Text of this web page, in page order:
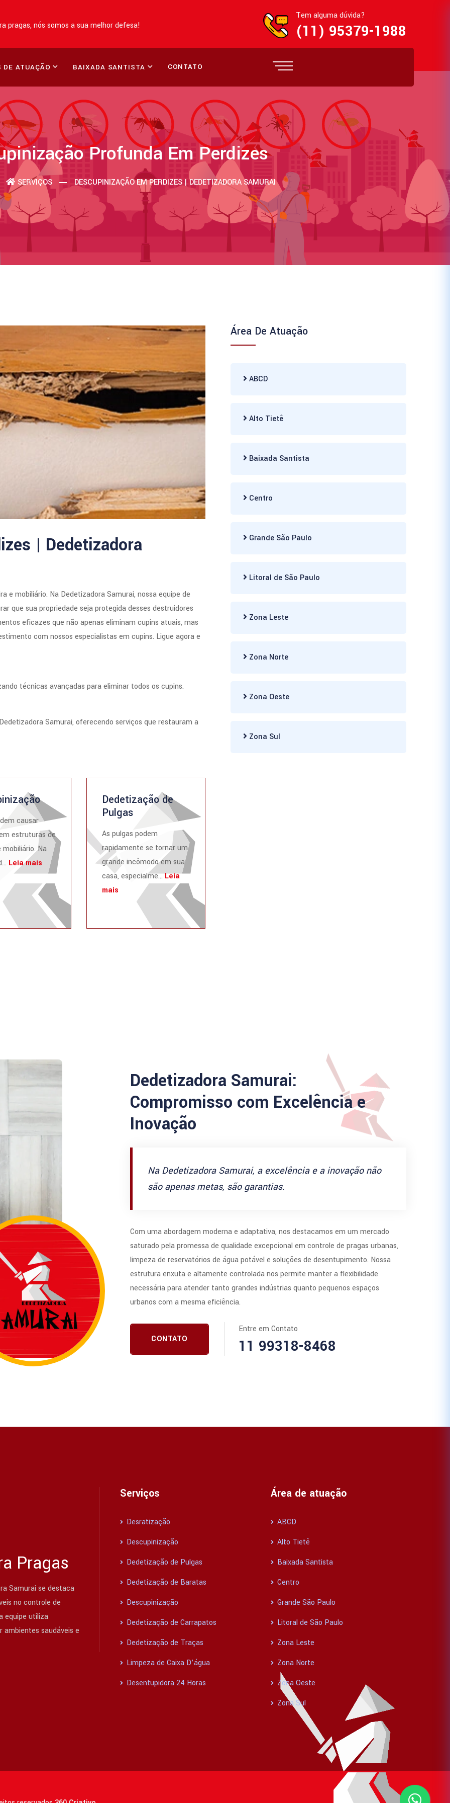
pragas, nós somos a sua melhor defesa!
Tem alguma dúvida?
(11) 95379-1988
DE ATUAÇÃO BAIXADA SANTISTA CONTATO
Profunda Em Perdizes
SERVIÇOS DESCUPINIZAÇÃO EM PERDIZES | DEDETIZADORA SAMURAI
| Dedetizadora
e mobiliário. Na Dedetizadora Samurai, nossa equipe de
que sua propriedade seja protegida desses destruidores
eficazes que não apenas eliminam cupins atuais, mas
com nossos especialistas em cupins. Ligue agora e
técnicas avançadas para eliminar todos os cupins.
Samurai, oferecendo serviços que restauram a
causar
estruturas de
Na
Leia mais
Dedetização de
Pulgas
As pulgas podem
rapidamente se tornar um
grande incômodo em sua
casa, especialme...Leia
mais
Área De Atuação
ABCD
Alto Tietê
Baixada Santista
Centro
Grande São Paulo
Litoral de São Paulo
Zona Leste
Zona Norte
Zona Oeste
Zona Sul
Dedetizadora Samurai:
Compromisso com Excelência e
Inovação
Na Dedetizadora Samurai, a excelência e a inovação não
são apenas metas, são garantias.
Com uma abordagem moderna e adaptativa, nos destacamos em um mercado
saturado pela promessa de qualidade excepcional em controle de pragas urbanas,
limpeza de reservatórios de água potável e soluções de desentupimento. Nossa
estrutura enxuta e altamente controlada nos permite manter a flexibilidade
necessária para atender tanto grandes indústrias quanto pequenos espaços
urbanos com a mesma eficiência.
CONTATO
Entre em Contato
11 99318-8468
Pragas
Samurai se destaca
no controle de
equipe utiliza
ambientes saudáveis e
Serviços
Desratização
Descupinização
Dedetização de Pulgas
Dedetização de Baratas
Descupinização
Dedetização de Carrapatos
Dedetização de Traças
Limpeza de Caixa D’água
Desentupidora 24 Horas
Área de atuação
ABCD
Alto Tietê
Baixada Santista
Centro
Grande São Paulo
Litoral de São Paulo
Zona Leste
Zona Norte
Zona Oeste
Zona Sul